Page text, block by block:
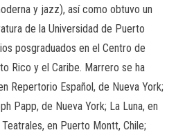
y jazz), así como obtuvo un
de la Universidad de Puerto
posgraduados en el Centro de
Rico y el Caribe. Marrero se ha
Repertorio Español, de Nueva York;
Papp, de Nueva York; La Luna, en
en Puerto Montt, Chile;